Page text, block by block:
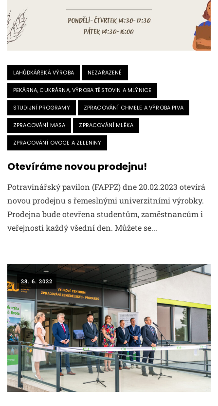
LAHŮDKÁŘSKÁ VÝROBA NEZAŘAZENÉ
PEKÁRNA, CUKRÁRNA, VÝROBA TĚSTOVIN A MLÝNICE
STUDIJNÍ PROGRAMY ZPRACOVÁNÍ CHMELE A VÝROBA PIVA
ZPRACOVÁNÍ MASA ZPRACOVÁNÍ MLÉKA
ZPRACOVÁNÍ OVOCE A ZELENINY
Otevíráme novou prodejnu!
Potravinářský pavilon (FAPPZ) dne 20.02.2023 otevírá
novou prodejnu s řemeslnými univerzitními výrobky.
Prodejna bude otevřena studentům, zaměstnancům i
veřejnosti každý všední den. Můžete se...
28. 6. 2022